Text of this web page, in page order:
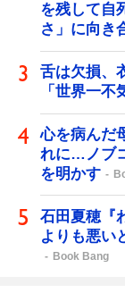
を残して自
さ」に向き
舌は欠損、
「世界一
心を病んだ
れに…ノブ
を明かす
石田夏穂『
よりも悪い
Book Bang